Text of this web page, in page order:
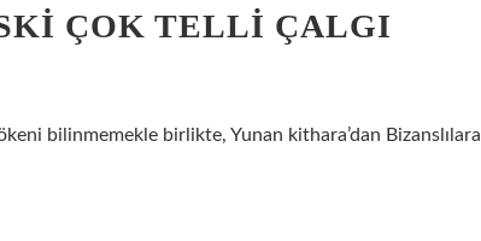
ÇOK TELLI ÇALGI
bilinmemekle birlikte, Yunan kithara’dan Bizanslılara